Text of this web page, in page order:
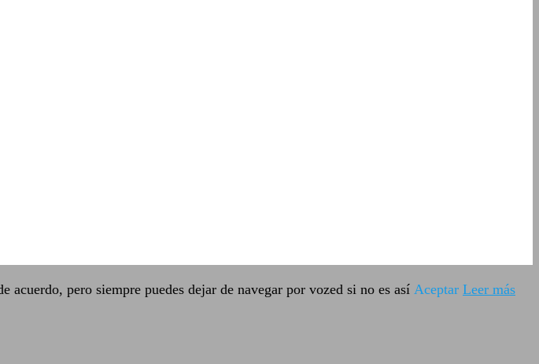
pero siempre puedes dejar de navegar por vozed si no es así Aceptar Leer más